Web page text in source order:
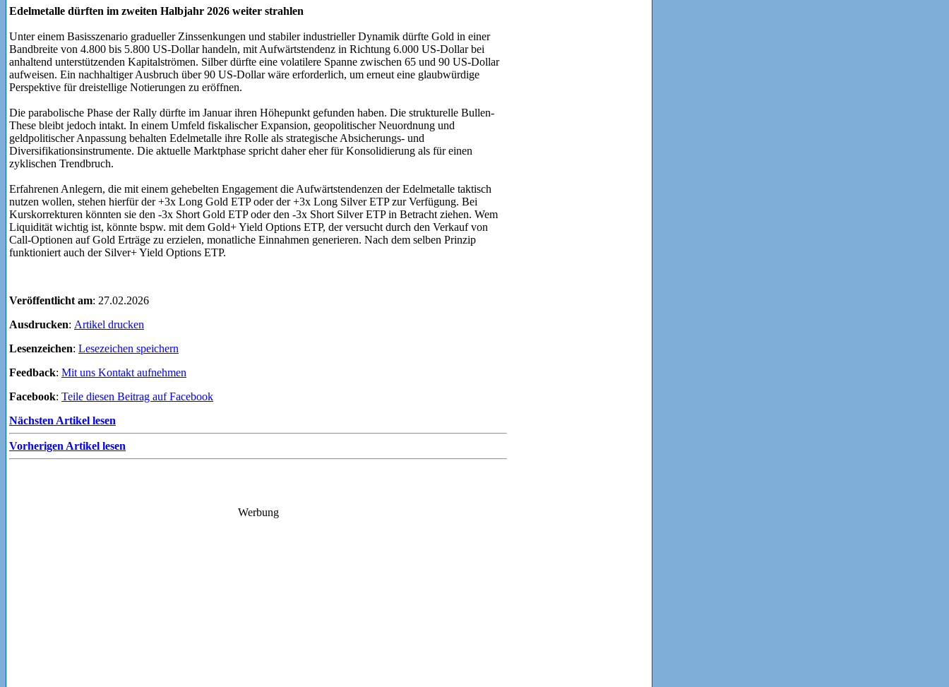
Edelmetalle dürften im zweiten Halbjahr 2026 weiter strahlen
Unter einem Basisszenario gradueller Zinssenkungen und stabiler industrieller Dynamik dürfte Gold in einer
Bandbreite von 4.800 bis 5.800 US-Dollar handeln, mit Aufwärtstendenz in Richtung 6.000 US-Dollar bei
anhaltend unterstützenden Kapitalströmen. Silber dürfte eine volatilere Spanne zwischen 65 und 90 US-Dollar
aufweisen. Ein nachhaltiger Ausbruch über 90 US-Dollar wäre erforderlich, um erneut eine glaubwürdige
Perspektive für dreistellige Notierungen zu eröffnen.
Die parabolische Phase der Rally dürfte im Januar ihren Höhepunkt gefunden haben. Die strukturelle Bullen-
These bleibt jedoch intakt. In einem Umfeld fiskalischer Expansion, geopolitischer Neuordnung und
geldpolitischer Anpassung behalten Edelmetalle ihre Rolle als strategische Absicherungs- und
Diversifikationsinstrumente. Die aktuelle Marktphase spricht daher eher für Konsolidierung als für einen
zyklischen Trendbruch.
Erfahrenen Anlegern, die mit einem gehebelten Engagement die Aufwärtstendenzen der Edelmetalle taktisch
nutzen wollen, stehen hierfür der +3x Long Gold ETP oder der +3x Long Silver ETP zur Verfügung. Bei
Kurskorrekturen könnten sie den -3x Short Gold ETP oder den -3x Short Silver ETP in Betracht ziehen. Wem
Liquidität wichtig ist, könnte bspw. mit dem Gold+ Yield Options ETP, der versucht durch den Verkauf von
Call-Optionen auf Gold Erträge zu erzielen, monatliche Einnahmen generieren. Nach dem selben Prinzip
funktioniert auch der Silver+ Yield Options ETP.
Veröffentlicht am: 27.02.2026
Ausdrucken: Artikel drucken
Lesenzeichen: Lesezeichen speichern
Feedback: Mit uns Kontakt aufnehmen
Facebook: Teile diesen Beitrag auf Facebook
Nächsten Artikel lesen
Vorherigen Artikel lesen
Werbung